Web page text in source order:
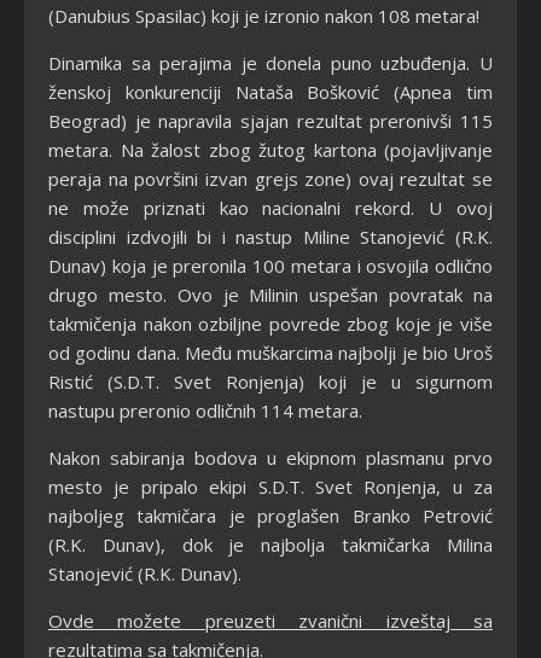
(Danubius Spasilac) koji je izronio nakon 108 metara!
Dinamika sa perajima je donela puno uzbuđenja. U
ženskoj konkurenciji Nataša Bošković (Apnea tim
Beograd) je napravila sjajan rezultat preronivši 115
metara. Na žalost zbog žutog kartona (pojavljivanje
peraja na površini izvan grejs zone) ovaj rezultat se
ne može priznati kao nacionalni rekord. U ovoj
disciplini izdvojili bi i nastup Miline Stanojević (R.K.
Dunav) koja je preronila 100 metara i osvojila odlično
drugo mesto. Ovo je Milinin uspešan povratak na
takmičenja nakon ozbiljne povrede zbog koje je više
od godinu dana. Među muškarcima najbolji je bio Uroš
Ristić (S.D.T. Svet Ronjenja) koji je u sigurnom
nastupu preronio odličnih 114 metara.
Nakon sabiranja bodova u ekipnom plasmanu prvo
mesto je pripalo ekipi S.D.T. Svet Ronjenja, u za
najboljeg takmičara je proglašen Branko Petrović
(R.K. Dunav), dok je najbolja takmičarka Milina
Stanojević (R.K. Dunav).
Ovde možete preuzeti zvanični izveštaj sa
rezultatima sa takmičenja.